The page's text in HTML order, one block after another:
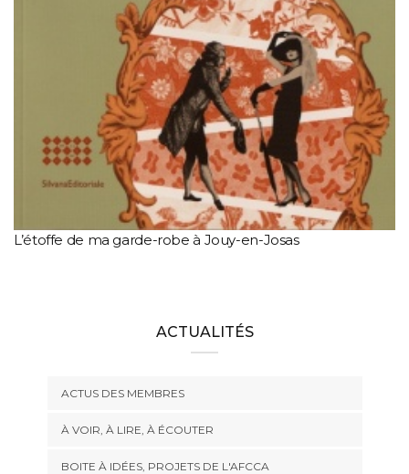
L’étoffe de ma garde-robe à Jouy-en-Josas
ACTUALITÉS
ACTUS DES MEMBRES
À VOIR, À LIRE, À ÉCOUTER
BOITE À IDÉES, PROJETS DE L'AFCCA